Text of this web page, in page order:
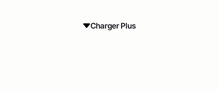
Charger Plus